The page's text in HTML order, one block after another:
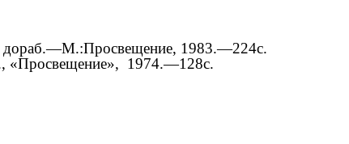
1983.—224с.
«Просвещение», 1974.—128с.